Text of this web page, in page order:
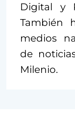
Digital y
También
medios
de
Milenio.